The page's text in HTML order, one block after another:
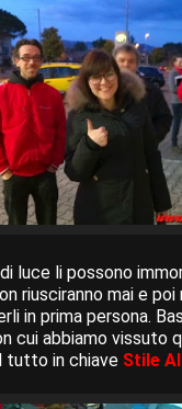
luce li possono
riusciranno mai e
in prima persona.
cui abbiamo vissuto
tutto in chiave Stile